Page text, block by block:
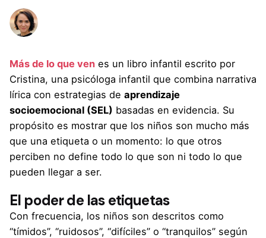
Más de lo que ven es un libro infantil escrito por
Cristina, una psicóloga infantil que combina narrativa
lírica con estrategias de aprendizaje
socioemocional (SEL) basadas en evidencia. Su
propósito es mostrar que los niños son mucho más
que una etiqueta o un momento: lo que otros
perciben no define todo lo que son ni todo lo que
pueden llegar a ser.
El poder de las etiquetas
Con frecuencia, los niños son descritos como
“tímidos”, “ruidosos”, “difíciles” o “tranquilos” según